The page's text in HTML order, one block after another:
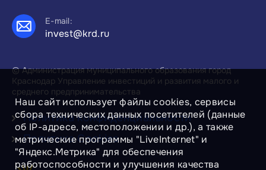
E-mail:
invest@krd.ru
© Администрация муниципального образования город
Краснодар Управление инвестиций и развития малого и
среднего предпринимательства
Политика конфиденциальности
Политика Cookies
Наш сайт использует файлы cookies, сервисы
сбора технических данных посетителей (данные
об IP-адресе, местоположении и др.), а также
метрические программы "LiveInternet" и
"Яндекс.Метрика" для обеспечения
работоспособности и улучшения качества